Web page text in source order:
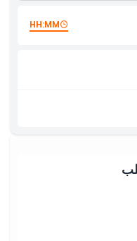
HH:MM